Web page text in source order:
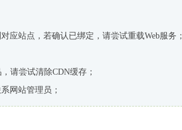
应站点，若确认已绑定，请尝试重载Web服务；
请尝试清除CDN缓存；
网站管理员；